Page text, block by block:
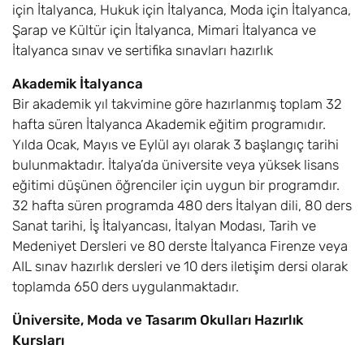
için İtalyanca, Hukuk için İtalyanca, Moda için İtalyanca,
Şarap ve Kültür için İtalyanca, Mimari İtalyanca ve
İtalyanca sınav ve sertifika sınavları hazırlık
Akademik İtalyanca
Bir akademik yıl takvimine göre hazırlanmış toplam 32
hafta süren İtalyanca Akademik eğitim programıdır.
Yılda Ocak, Mayıs ve Eylül ayı olarak 3 başlangıç tarihi
bulunmaktadır. İtalya’da üniversite veya yüksek lisans
eğitimi düşünen öğrenciler için uygun bir programdır.
32 hafta süren programda 480 ders İtalyan dili, 80 ders
Sanat tarihi, İş İtalyancası, İtalyan Modası, Tarih ve
Medeniyet Dersleri ve 80 derste İtalyanca Firenze veya
AIL sınav hazırlık dersleri ve 10 ders iletişim dersi olarak
toplamda 650 ders uygulanmaktadır.
Üniversite, Moda ve Tasarım Okulları Hazırlık
Kursları